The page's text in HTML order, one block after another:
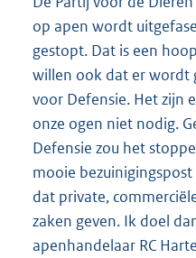
op apen wordt
gestopt. Dat is een
willen ook dat er wordt
voor Defensie. Het zijn
onze ogen niet nodig.
Defensie zou het
mooie
dat private,
zaken geven. Ik doel
apenhandelaar RC